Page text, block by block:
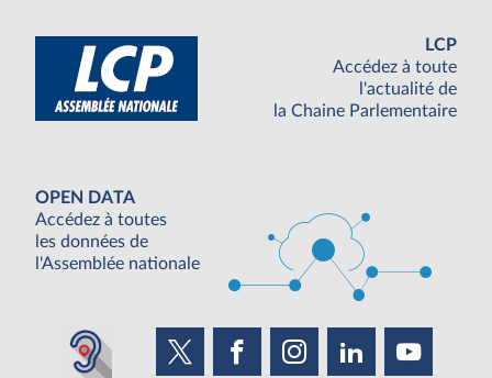
LCP
Accédez à toute
l'actualité de
la Chaine Parlementaire
OPEN DATA
Accédez à toutes
les données de
l'Assemblée nationale